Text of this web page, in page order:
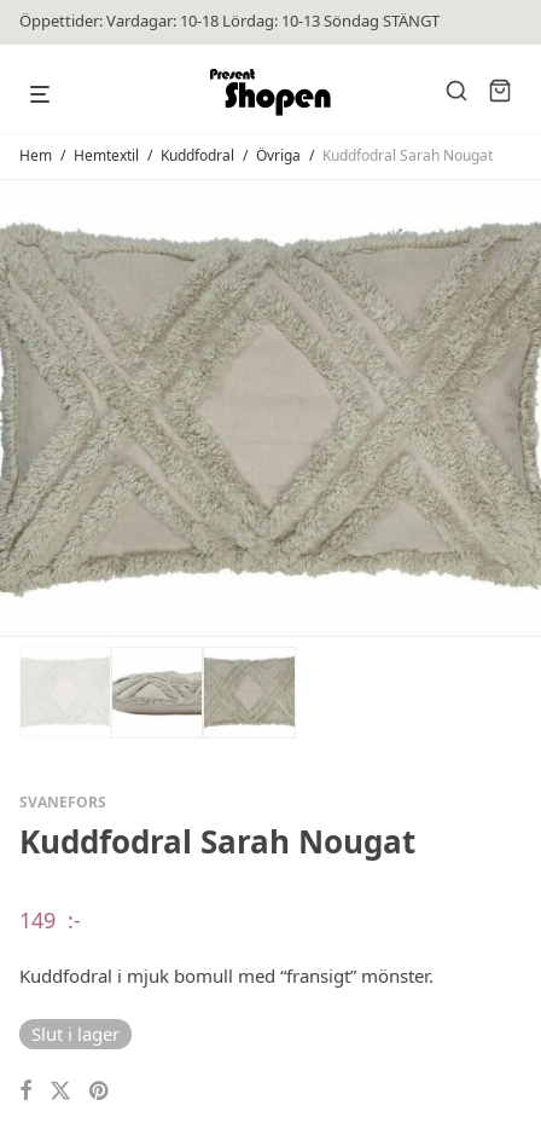
Öppettider: Vardagar: 10-18 Lördag: 10-13 Söndag STÄNGT
Hem / Hemtextil / Kuddfodral / Övriga / Kuddfodral Sarah Nougat
SVANEFORS
Kuddfodral Sarah Nougat
149 :-
Kuddfodral i mjuk bomull med “fransigt” mönster.
Slut i lager